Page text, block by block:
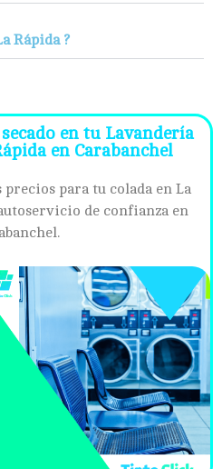
Rápida ?
en tu Lavandería
en Carabanchel
para tu colada en La
de confianza en